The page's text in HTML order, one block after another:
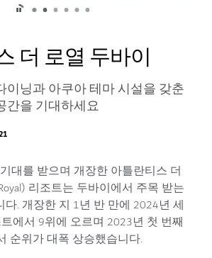
더 로열 두바이
이닝과 아쿠아 테마 시설을 갖춘
간을 기대하세요
대를 받으며 개장한 아틀란티스 더
리조트는 두바이에서 주목 받는
. 개장한 지 1년 반 만에 2024년 세
에서 9위에 오르며 2023년 첫 번째
순위가 대폭 상승했습니다.